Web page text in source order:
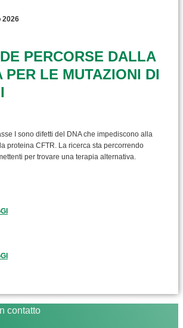
2026
PERCORSE DALLA
PER LE MUTAZIONI DI
I sono difetti del DNA che impediscono alla
proteina CFTR. La ricerca sta percorrendo
per trovare una terapia alternativa.
contatto